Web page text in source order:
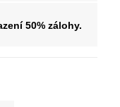
50% zálohy.